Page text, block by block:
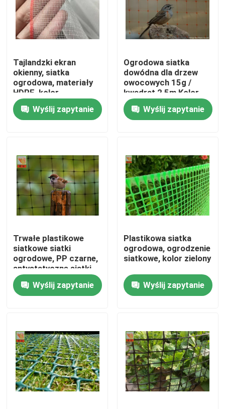
Dom
Łączność
Produkty
Ekstrudowana siatka z tworzywa sztucznego
Siatka ogrodowa
Siatki akwakultury
Siatki przemysłowe z tworzyw sztucznych
Tajlandzki ekran
okienny, siatka
ogrodowa, materiały
HDPE, kolor
przezroczysty, siatka
owadowaWyślij zapytanie
Ogrodowa siatka
dowódna dla drzew
owocowych 15g /
kwadrat 2,5m Kolor
pomarańczowy
Wyślij zapytanie
Trwałe plastikowe
siatkowe siatki
ogrodowe, PP czarne,
antystatyczne siatki
Wyślij zapytanie
Plastikowa siatka
ogrodowa, ogrodzenie
siatkowe, kolor zielony
Wyślij zapytanie